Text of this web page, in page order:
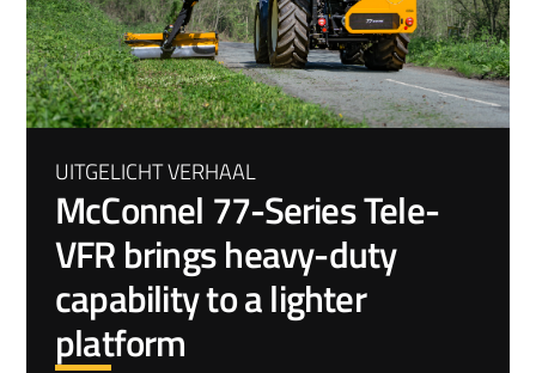
UITGELICHT VERHAAL
McConnel 77-Series Tele-
VFR brings heavy-duty
capability to a lighter
platform